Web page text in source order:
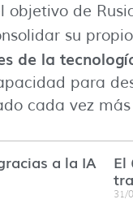
objetivo de
su
de la
para
cada vez
a la IA
El
31/